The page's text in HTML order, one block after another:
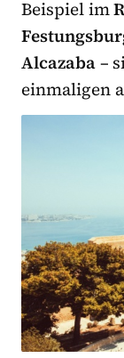
Beispiel im
Alcazaba–
einmaligen